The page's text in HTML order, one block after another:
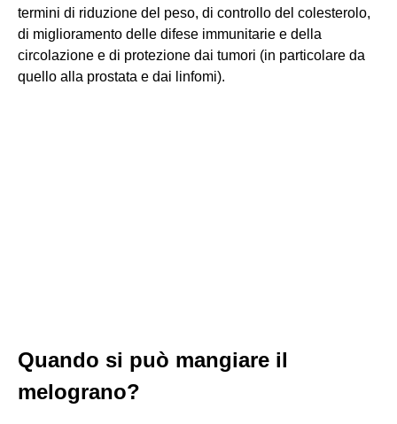
termini di riduzione del peso, di controllo del colesterolo,
di miglioramento delle difese immunitarie e della
circolazione e di protezione dai tumori (in particolare da
quello alla prostata e dai linfomi).
Quando si può mangiare il
melograno?